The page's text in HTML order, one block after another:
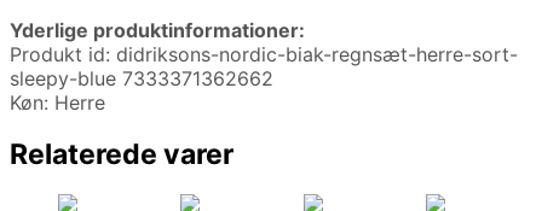
Yderlige produktinformationer:
Produkt id: didriksons-nordic-biak-regnsæt-herre-sort-
sleepy-blue 7333371362662
Køn: Herre
Relaterede varer